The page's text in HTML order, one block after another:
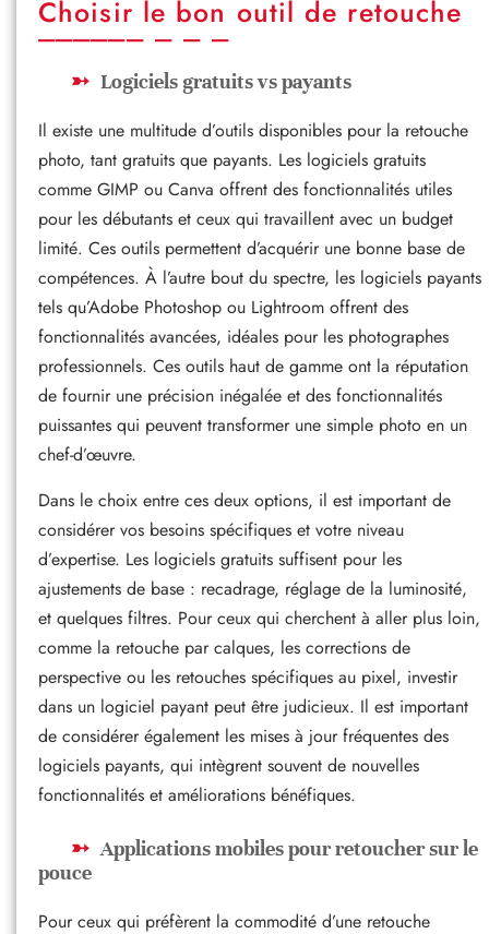
Choisir le bon outil de retouche
Logiciels gratuits vs payants
Il existe une multitude d’outils disponibles pour la retouche
photo, tant gratuits que payants. Les logiciels gratuits
comme GIMP ou Canva offrent des fonctionnalités utiles
pour les débutants et ceux qui travaillent avec un budget
limité. Ces outils permettent d’acquérir une bonne base de
compétences. À l’autre bout du spectre, les logiciels payants
tels qu’Adobe Photoshop ou Lightroom offrent des
fonctionnalités avancées, idéales pour les photographes
professionnels. Ces outils haut de gamme ont la réputation
de fournir une précision inégalée et des fonctionnalités
puissantes qui peuvent transformer une simple photo en un
chef-d’œuvre.
Dans le choix entre ces deux options, il est important de
considérer vos besoins spécifiques et votre niveau
d’expertise. Les logiciels gratuits suffisent pour les
ajustements de base : recadrage, réglage de la luminosité,
et quelques filtres. Pour ceux qui cherchent à aller plus loin,
comme la retouche par calques, les corrections de
perspective ou les retouches spécifiques au pixel, investir
dans un logiciel payant peut être judicieux. Il est important
de considérer également les mises à jour fréquentes des
logiciels payants, qui intègrent souvent de nouvelles
fonctionnalités et améliorations bénéfiques.
Applications mobiles pour retoucher sur le
pouce
Pour ceux qui préfèrent la commodité d’une retouche